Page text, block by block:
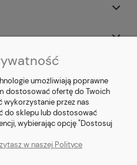
| Tel.:511546060| NIP:
Skaryszewska 12, 03-802 Warszawa
PREZENT
umożliwiają poprawne
dostosować ofertę do Twoich
wykorzystanie przez nas
do sklepu lub dostosować
wybierając opcję "Dostosuj
w naszej Polityce